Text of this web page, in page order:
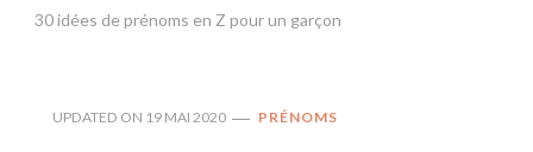
30 idées de prénoms en Z pour un garçon
UPDATED ON 19 MAI 2020 PRÉNOMS